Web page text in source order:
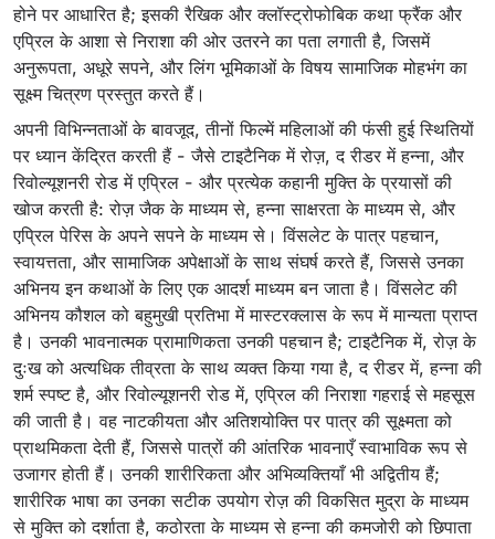
होने पर आधारित है; इसकी रैखिक और क्लॉस्ट्रोफोबिक कथा फ्रैंक और
एप्रिल के आशा से निराशा की ओर उतरने का पता लगाती है, जिसमें
अनुरूपता, अधूरे सपने, और लिंग भूमिकाओं के विषय सामाजिक मोहभंग का
सूक्ष्म चित्रण प्रस्तुत करते हैं।
अपनी विभिन्नताओं के बावजूद, तीनों फिल्में महिलाओं की फंसी हुई स्थितियों
पर ध्यान केंद्रित करती हैं - जैसे टाइटैनिक में रोज़, द रीडर में हन्ना, और
रिवोल्यूशनरी रोड में एप्रिल - और प्रत्येक कहानी मुक्ति के प्रयासों की
खोज करती है: रोज़ जैक के माध्यम से, हन्ना साक्षरता के माध्यम से, और
एप्रिल पेरिस के अपने सपने के माध्यम से। विंसलेट के पात्र पहचान,
स्वायत्तता, और सामाजिक अपेक्षाओं के साथ संघर्ष करते हैं, जिससे उनका
अभिनय इन कथाओं के लिए एक आदर्श माध्यम बन जाता है। विंसलेट की
अभिनय कौशल को बहुमुखी प्रतिभा में मास्टरक्लास के रूप में मान्यता प्राप्त
है। उनकी भावनात्मक प्रामाणिकता उनकी पहचान है; टाइटैनिक में, रोज़ के
दुःख को अत्यधिक तीव्रता के साथ व्यक्त किया गया है, द रीडर में, हन्ना की
शर्म स्पष्ट है, और रिवोल्यूशनरी रोड में, एप्रिल की निराशा गहराई से महसूस
की जाती है। वह नाटकीयता और अतिशयोक्ति पर पात्र की सूक्ष्मता को
प्राथमिकता देती हैं, जिससे पात्रों की आंतरिक भावनाएँ स्वाभाविक रूप से
उजागर होती हैं। उनकी शारीरिकता और अभिव्यक्तियाँ भी अद्वितीय हैं;
शारीरिक भाषा का उनका सटीक उपयोग रोज़ की विकसित मुद्रा के माध्यम
से मुक्ति को दर्शाता है, कठोरता के माध्यम से हन्ना की कमजोरी को छिपाता